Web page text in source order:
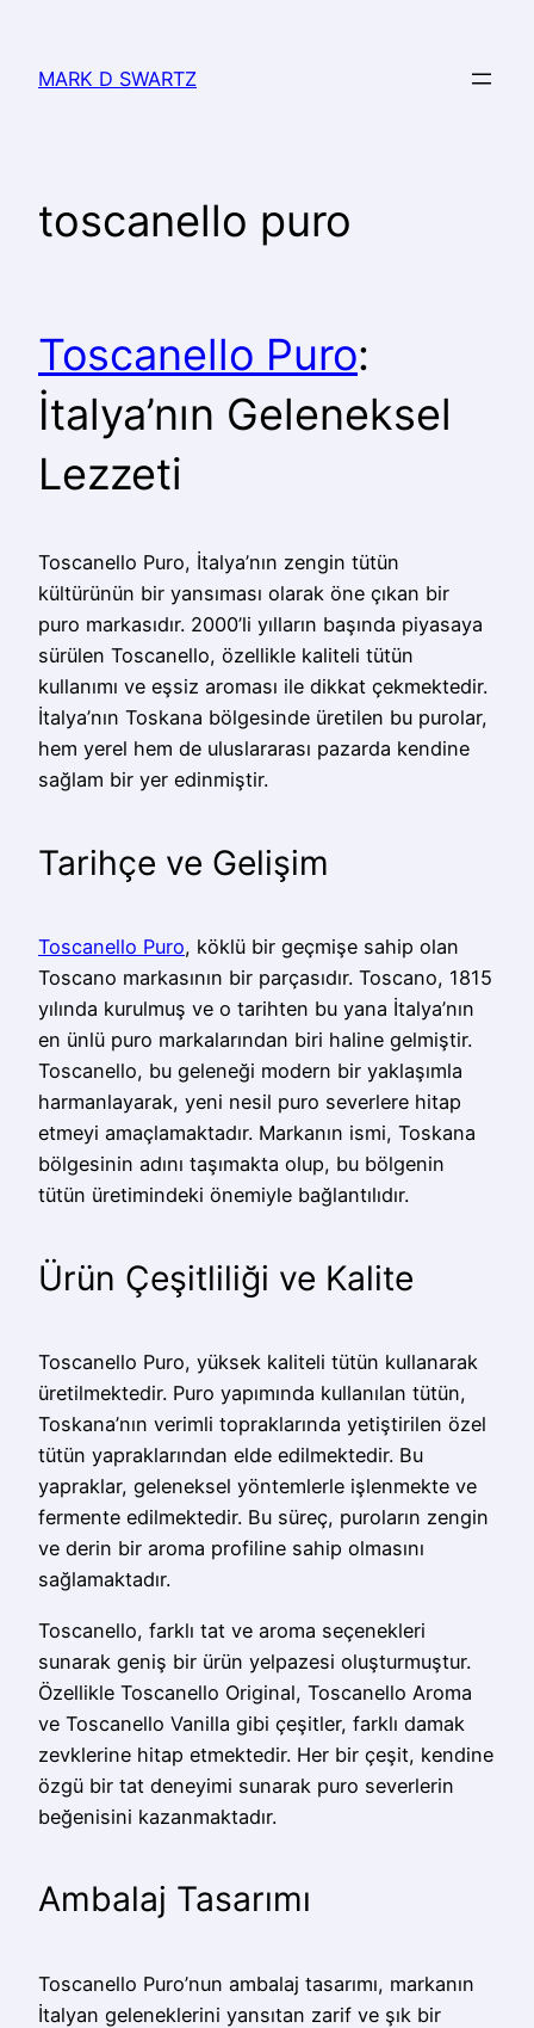
MARK D SWARTZ
toscanello puro
Toscanello Puro:
İtalya’nın Geleneksel
Lezzeti
Toscanello Puro, İtalya’nın zengin tütün
kültürünün bir yansıması olarak öne çıkan bir
puro markasıdır. 2000’li yılların başında piyasaya
sürülen Toscanello, özellikle kaliteli tütün
kullanımı ve eşsiz aroması ile dikkat çekmektedir.
İtalya’nın Toskana bölgesinde üretilen bu purolar,
hem yerel hem de uluslararası pazarda kendine
sağlam bir yer edinmiştir.
Tarihçe ve Gelişim
Toscanello Puro, köklü bir geçmişe sahip olan
Toscano markasının bir parçasıdır. Toscano, 1815
yılında kurulmuş ve o tarihten bu yana İtalya’nın
en ünlü puro markalarından biri haline gelmiştir.
Toscanello, bu geleneği modern bir yaklaşımla
harmanlayarak, yeni nesil puro severlere hitap
etmeyi amaçlamaktadır. Markanın ismi, Toskana
bölgesinin adını taşımakta olup, bu bölgenin
tütün üretimindeki önemiyle bağlantılıdır.
Ürün Çeşitliliği ve Kalite
Toscanello Puro, yüksek kaliteli tütün kullanarak
üretilmektedir. Puro yapımında kullanılan tütün,
Toskana’nın verimli topraklarında yetiştirilen özel
tütün yapraklarından elde edilmektedir. Bu
yapraklar, geleneksel yöntemlerle işlenmekte ve
fermente edilmektedir. Bu süreç, puroların zengin
ve derin bir aroma profiline sahip olmasını
sağlamaktadır.
Toscanello, farklı tat ve aroma seçenekleri
sunarak geniş bir ürün yelpazesi oluşturmuştur.
Özellikle Toscanello Original, Toscanello Aroma
ve Toscanello Vanilla gibi çeşitler, farklı damak
zevklerine hitap etmektedir. Her bir çeşit, kendine
özgü bir tat deneyimi sunarak puro severlerin
beğenisini kazanmaktadır.
Ambalaj Tasarımı
Toscanello Puro’nun ambalaj tasarımı, markanın
İtalyan geleneklerini yansıtan zarif ve şık bir